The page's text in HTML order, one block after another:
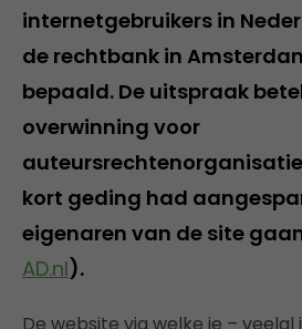
internetgebruikers in
de rechtbank in
bepaald. De uitspraak
overwinning voor
kort geding had
eigenaren van de site
AD.nl).
De website via welke je – veelal